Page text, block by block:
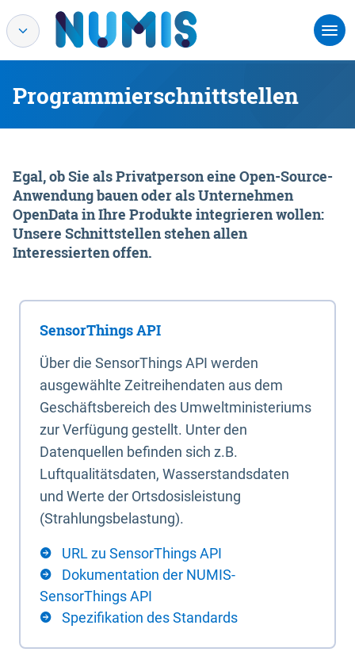
Programmierschnittstellen
Egal, ob Sie als Privatperson eine Open-Source-
Anwendung bauen oder als Unternehmen
OpenData in Ihre Produkte integrieren wollen:
Unsere Schnittstellen stehen allen
Interessierten offen.
SensorThings API
Über die SensorThings API werden
ausgewählte Zeitreihendaten aus dem
Geschäftsbereich des Umweltministeriums
zur Verfügung gestellt. Unter den
Datenquellen befinden sich z.B.
Luftqualitätsdaten, Wasserstandsdaten
und Werte der Ortsdosisleistung
(Strahlungsbelastung).
URL zu SensorThings API
Dokumentation der NUMIS-
SensorThings API
Spezifikation des Standards